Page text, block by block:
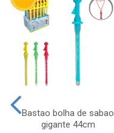
Bastao bolha de sabao
gigante 44cm